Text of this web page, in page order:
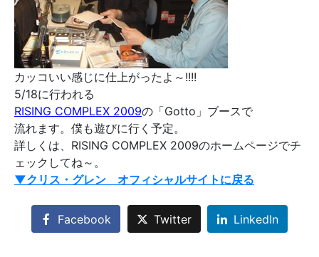
カッコいい感じに仕上がったよ～!!!!
5/18に行われる
RISING COMPLEX 2009の「Gotto」ブースで
流れます。僕も遊びに行く予定。
詳しくは、RISING COMPLEX 2009のホームページでチ
ェックしてね～。
▼クリス・グレン オフィシャルサイトに戻る
Facebook Twitter LinkedIn